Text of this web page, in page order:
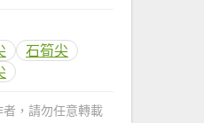
石筍尖
，請勿任意轉載